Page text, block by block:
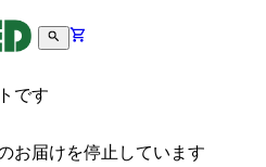
です
お届けを停止しています